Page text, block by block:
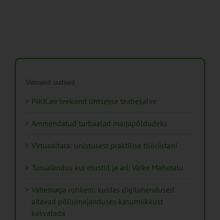
Viimased uudised
PIKK.ee teekond ühtsesse teabesalve
Ammendatud turbaalad marjapõldudeks
Virtuaaltara: unistusest praktilise tööriistani
Turuaiandus kui elustiil ja äri: Väike Mahetalu
Vähemaga rohkem: kuidas digilahendused
aitavad põllumajanduses kasumlikkust
kasvatada